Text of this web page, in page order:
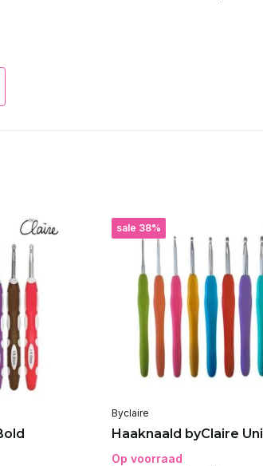
sale 38%
Byclaire
Haaknaald byClaire Uni
Op voorraad